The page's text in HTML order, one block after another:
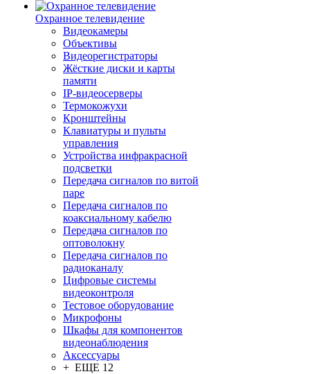
Охранное телевидение
Видеокамеры
Объективы
Видеорегистраторы
Жёсткие диски и карты
памяти
IP-видеосерверы
Термокожухи
Кронштейны
Клавиатуры и пульты
управления
Устройства инфракрасной
подсветки
Передача сигналов по витой
паре
Передача сигналов по
коаксиальному кабелю
Передача сигналов по
оптоволокну
Передача сигналов по
радиоканалу
Цифровые системы
видеоконтроля
Тестовое оборудование
Микрофоны
Шкафы для компонентов
видеонаблюдения
Аксессуары
+ ЕЩЕ 12